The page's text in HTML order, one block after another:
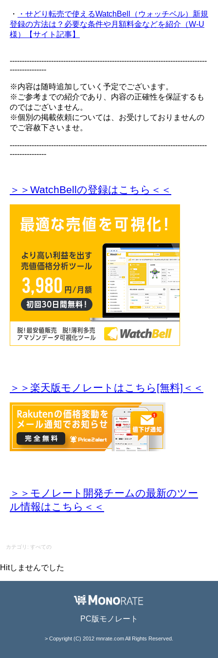
・
・せどり転売で使えるWatchBell（ウォッチベル）新規
登録の方法は？必要な条件や月額料金などを紹介（W-U
様）【サイト記事】
---------------------------------------------------------------------------------
---------------
※内容は随時追加していく予定でございます。
※ご参考までの紹介であり、内容の正確性を保証するも
のではございません。
※個別の掲載依頼については、お受けしておりませんの
でご容赦下さいませ。
---------------------------------------------------------------------------------
---------------
＞＞WatchBellの登録はこちら＜＜
＞＞楽天版モノレートはこちら[無料]＜＜
＞＞モノレート開発チームの最新のツー
ル情報はこちら＜＜
カテゴリ: すべての
Hitしませんでした
PC版モノレート
> Copyright (C) 2012 mnrate.com All Rights Reserved.